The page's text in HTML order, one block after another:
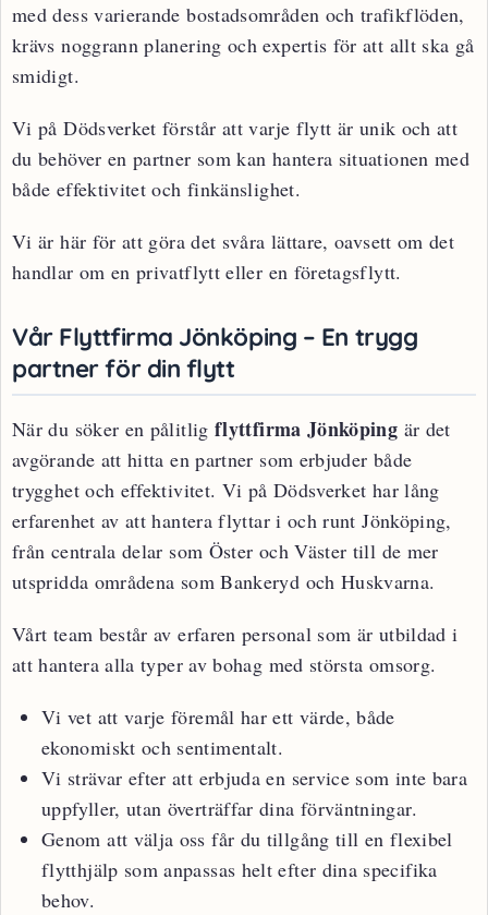
med dess varierande bostadsområden och trafikflöden,
krävs noggrann planering och expertis för att allt ska gå
smidigt.
Vi på Dödsverket förstår att varje flytt är unik och att
du behöver en partner som kan hantera situationen med
både effektivitet och finkänslighet.
Vi är här för att göra det svåra lättare, oavsett om det
handlar om en privatflytt eller en företagsflytt.
Vår Flyttfirma Jönköping – En trygg
partner för din flytt
När du söker en pålitlig flyttfirma Jönköping är det
avgörande att hitta en partner som erbjuder både
trygghet och effektivitet. Vi på Dödsverket har lång
erfarenhet av att hantera flyttar i och runt Jönköping,
från centrala delar som Öster och Väster till de mer
utspridda områdena som Bankeryd och Huskvarna.
Vårt team består av erfaren personal som är utbildad i
att hantera alla typer av bohag med största omsorg.
Vi vet att varje föremål har ett värde, både
ekonomiskt och sentimentalt.
Vi strävar efter att erbjuda en service som inte bara
uppfyller, utan överträffar dina förväntningar.
Genom att välja oss får du tillgång till en flexibel
flytthjälp som anpassas helt efter dina specifika
behov.